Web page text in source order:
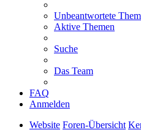
Unbeantwortete
Aktive Themen
Suche
Das Team
FAQ
Anmelden
Website Foren-Übersicht